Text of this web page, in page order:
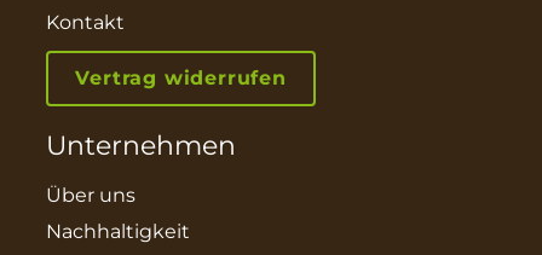
Kontakt
Vertrag widerrufen
Unternehmen
Über uns
Nachhaltigkeit